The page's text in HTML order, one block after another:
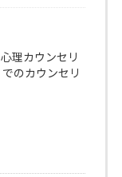
理カウンセリ
のカウンセリ